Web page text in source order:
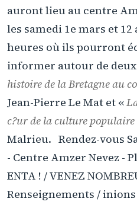
auront lieu au centre
les samedi 1e mars et
heures où ils pourront
informer autour de
histoire de la Bretagne au
Jean-Pierre Le Mat et «
c?ur de la culture
Malrieu. Rendez-vous
- Centre Amzer Nevez -
ENTA ! / VENEZ
Renseignements /